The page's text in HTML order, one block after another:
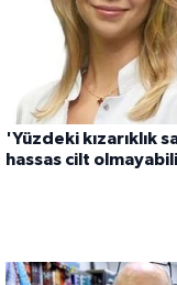
'Yüzdeki kızarıklık
hassas cilt